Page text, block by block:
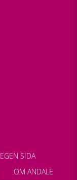
EGEN SIDA
OM ANDALE